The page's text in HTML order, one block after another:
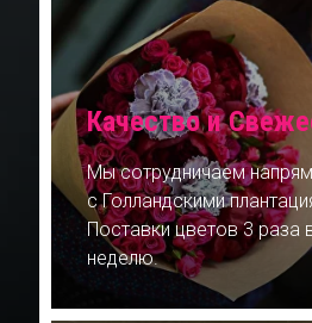
Качество и
Мы сотрудничаем
с Голландскими
Поставки цветов 3 раза
неделю.